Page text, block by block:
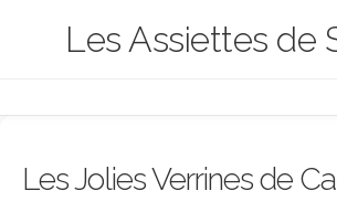
Les Assiettes de
Les Jolies Verrines de